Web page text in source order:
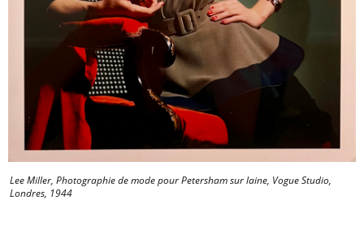
Lee Miller, Photographie de mode pour Petersham sur laine, Vogue Studio,
Londres, 1944